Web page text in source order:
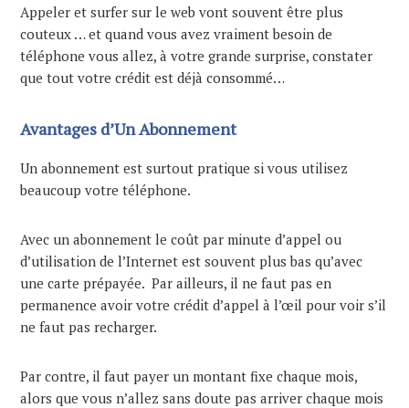
Appeler et surfer sur le web vont souvent être plus
couteux … et quand vous avez vraiment besoin de
téléphone vous allez, à votre grande surprise, constater
que tout votre crédit est déjà consommé…
Avantages d’Un Abonnement
Un abonnement est surtout pratique si vous utilisez
beaucoup votre téléphone.
Avec un abonnement le coût par minute d’appel ou
d’utilisation de l’Internet est souvent plus bas qu’avec
une carte prépayée. Par ailleurs, il ne faut pas en
permanence avoir votre crédit d’appel à l’œil pour voir s’il
ne faut pas recharger.
Par contre, il faut payer un montant fixe chaque mois,
alors que vous n’allez sans doute pas arriver chaque mois